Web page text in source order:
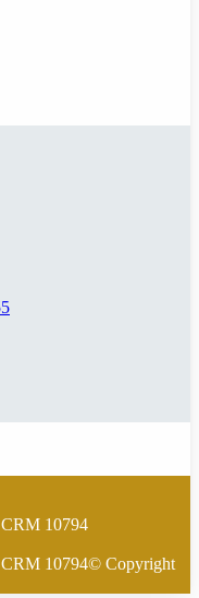
10794
10794© Copyright